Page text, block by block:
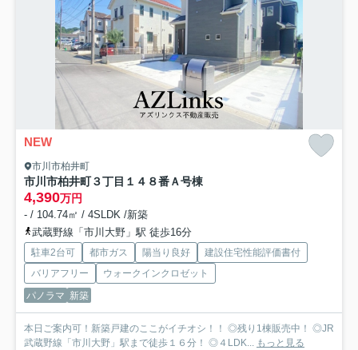
NEW
市川市柏井町
市川市柏井町３丁目１４８番Ａ号棟
4,390万円
- / 104.74㎡ / 4SLDK /新築
武蔵野線「市川大野」駅 徒歩16分
駐車2台可 都市ガス 陽当り良好
建設住宅性能評価書付
バリアフリー
ウォークインクロゼット
パノラマ 新築
本日ご案内可！新築戸建のここがイチオシ！！ ◎残り1棟販売中！ ◎JR
武蔵野線「市川大野」駅まで徒歩１６分！ ◎４LDK... もっと見る